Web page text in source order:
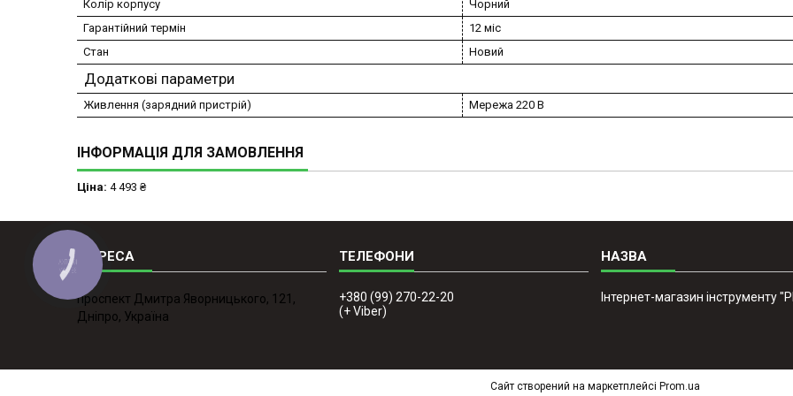
Колір корпусу
Чорний
Гарантійний термін
12 міс
Стан
Новий
Додаткові параметри
Живлення (зарядний пристрій) Мережа 220 В
ІНФОРМАЦІЯ ДЛЯ ЗАМОВЛЕННЯ
Ціна: 4 493 ₴
проспект Дмитра Яворницького, 121,
Дніпро, Україна
+380 (99) 270-22-20
(+ Viber)
Інтернет-магазин інструменту
Сайт створений на маркетплейсі Prom.ua
КНОПКА
ЗВ'ЯЗКУ